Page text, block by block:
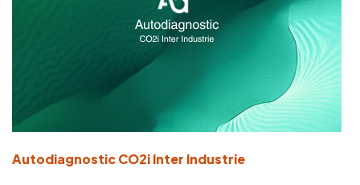
Autodiagnostic CO2i Inter Industrie